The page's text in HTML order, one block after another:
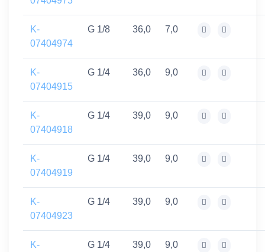
K-
07404974
G 1/8 36,0 7,0
K-
07404915
G 1/4 36,0 9,0
K-
07404918
G 1/4 39,0 9,0
K-
07404919
G 1/4 39,0 9,0
K-
07404923
G 1/4 39,0 9,0
K-
G 1/4 39,0 9,0